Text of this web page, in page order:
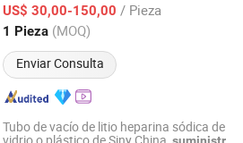
US$ 30,00-150,00 / Pieza
1 Pieza (MOQ)
Enviar Consulta
Desde 2025
Tubo de vacío de litio heparina sódica de